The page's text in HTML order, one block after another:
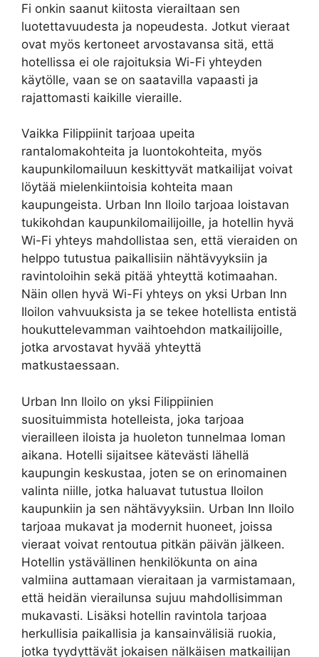
Fi onkin saanut kiitosta vierailtaan sen
luotettavuudesta ja nopeudesta. Jotkut vieraat
ovat myös kertoneet arvostavansa sitä, että
hotellissa ei ole rajoituksia Wi-Fi yhteyden
käytölle, vaan se on saatavilla vapaasti ja
rajattomasti kaikille vieraille.
Vaikka Filippiinit tarjoaa upeita
rantalomakohteita ja luontokohteita, myös
kaupunkilomailuun keskittyvät matkailijat voivat
löytää mielenkiintoisia kohteita maan
kaupungeista. Urban Inn Iloilo tarjoaa loistavan
tukikohdan kaupunkilomailijoille, ja hotellin hyvä
Wi-Fi yhteys mahdollistaa sen, että vieraiden on
helppo tutustua paikallisiin nähtävyyksiin ja
ravintoloihin sekä pitää yhteyttä kotimaahan.
Näin ollen hyvä Wi-Fi yhteys on yksi Urban Inn
Iloilon vahvuuksista ja se tekee hotellista entistä
houkuttelevamman vaihtoehdon matkailijoille,
jotka arvostavat hyvää yhteyttä
matkustaessaan.
Urban Inn Iloilo on yksi Filippiinien
suosituimmista hotelleista, joka tarjoaa
vierailleen iloista ja huoleton tunnelmaa loman
aikana. Hotelli sijaitsee kätevästi lähellä
kaupungin keskustaa, joten se on erinomainen
valinta niille, jotka haluavat tutustua Iloilon
kaupunkiin ja sen nähtävyyksiin. Urban Inn Iloilo
tarjoaa mukavat ja modernit huoneet, joissa
vieraat voivat rentoutua pitkän päivän jälkeen.
Hotellin ystävällinen henkilökunta on aina
valmiina auttamaan vieraitaan ja varmistamaan,
että heidän vierailunsa sujuu mahdollisimman
mukavasti. Lisäksi hotellin ravintola tarjoaa
herkullisia paikallisia ja kansainvälisiä ruokia,
jotka tyydyttävät jokaisen nälkäisen matkailijan